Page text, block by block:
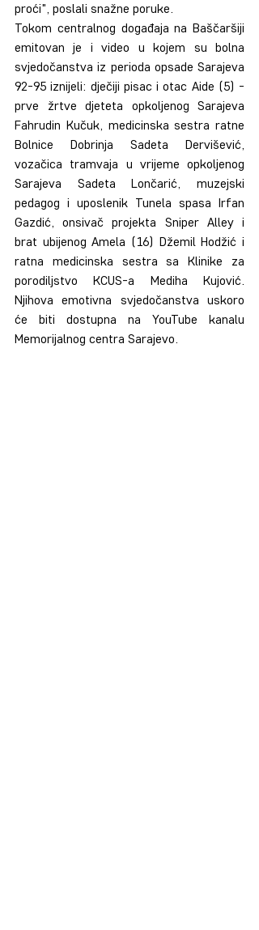
proći", poslali snažne poruke.
Tokom centralnog događaja na Baščaršiji
emitovan je i video u kojem su bolna
svjedočanstva iz perioda opsade Sarajeva
92-95 iznijeli: dječiji pisac i otac Aide (5) -
prve žrtve djeteta opkoljenog Sarajeva
Fahrudin Kučuk, medicinska sestra ratne
Bolnice Dobrinja Sadeta Dervišević,
vozačica tramvaja u vrijeme opkoljenog
Sarajeva Sadeta Lončarić, muzejski
pedagog i uposlenik Tunela spasa Irfan
Gazdić, onsivač projekta Sniper Alley i
brat ubijenog Amela (16) Džemil Hodžić i
ratna medicinska sestra sa Klinike za
porodiljstvo KCUS-a Mediha Kujović.
Njihova emotivna svjedočanstva uskoro
će biti dostupna na YouTube kanalu
Memorijalnog centra Sarajevo.